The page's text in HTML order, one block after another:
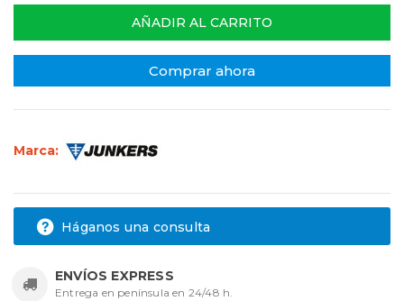
AÑADIR AL CARRITO
Comprar ahora
Marca:
Háganos una consulta
ENVÍOS EXPRESS
Entrega en península en 24/48 h.